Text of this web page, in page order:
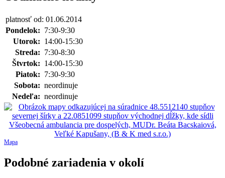
platnosť od: 01.06.2014
Pondelok: 7:30-9:30
Utorok: 14:00-15:30
Streda: 7:30-8:30
Štvrtok: 14:00-15:30
Piatok: 7:30-9:30
Sobota: neordinuje
Nedeľa: neordinuje
Mapa
Podobné zariadenia v okolí